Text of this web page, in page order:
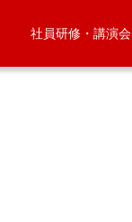
社員研修・講演会